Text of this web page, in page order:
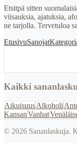
Etsitpä sitten
viisauksia, ajatuksia,
ne tarjolla. Tervetuloa
EtusivuSanojat
Kaikki
AikuisuusAlkoholi
KansanVanhat
© 2026 Sananlaskuja.